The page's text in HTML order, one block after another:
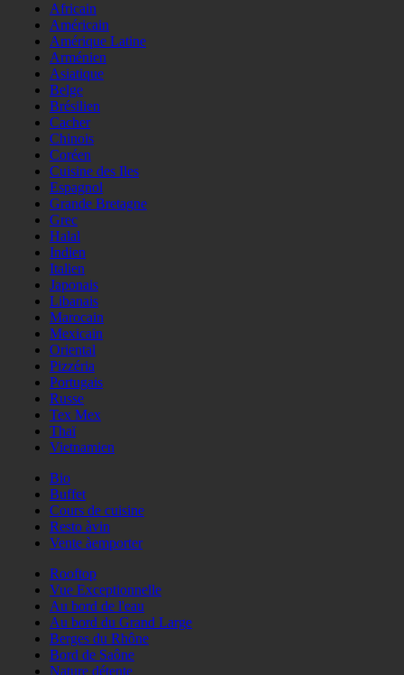
Africain
Américain
Amérique Latine
Arménien
Asiatique
Belge
Brésilien
Cacher
Chinois
Coréen
Cuisine des Iles
Espagnol
Grande Bretagne
Grec
Halal
Indien
Italien
Japonais
Libanais
Marocain
Mexicain
Oriental
Pizzéria
Portugais
Russe
Tex Mex
Thaï
Vietnamien
Bio
Buffet
Cours de cuisine
Resto àvin
Vente àemporter
Rooftop
Vue Exceptionnelle
Au bord de l'eau
Au bord du Grand Large
Berges du Rhône
Bord de Saône
Nature détente